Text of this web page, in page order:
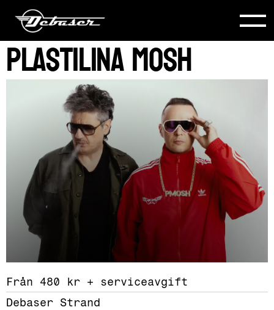
Plastilina Mosh
Från 480 kr + serviceavgift
Debaser Strand